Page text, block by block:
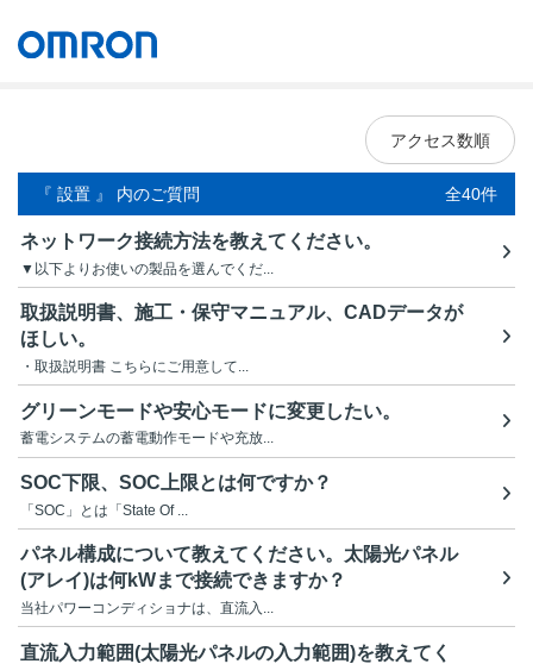
アクセス数順
『 設置 』 内のご質問 全40件
ネットワーク接続方法を教えてください。
▼以下よりお使いの製品を選んでくだ...
取扱説明書、施工・保守マニュアル、CADデータが
ほしい。
・取扱説明書 こちらにご用意して...
グリーンモードや安心モードに変更したい。
蓄電システムの蓄電動作モードや充放...
SOC下限、SOC上限とは何ですか？
「SOC」とは「State Of ...
パネル構成について教えてください。太陽光パネル
(アレイ)は何kWまで接続できますか？
当社パワーコンディショナは、直流入...
直流入力範囲(太陽光パネルの入力範囲)を教えてく